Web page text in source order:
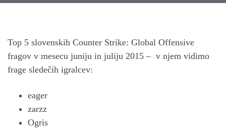
Top 5 slovenskih Counter Strike: Global Offensive
fragov v mesecu juniju in juliju 2015 – v njem vidimo
frage sledečih igralcev:
eager
zarzz
Ogris